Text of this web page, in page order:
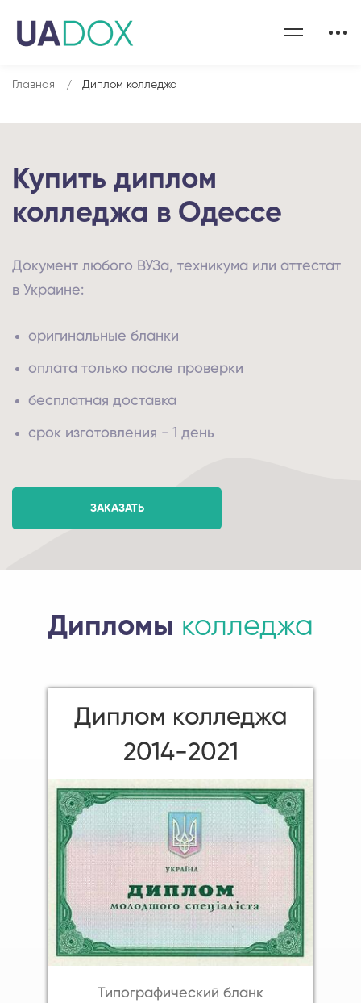
Главная Диплом колледжа
Купить диплом
колледжа в Одессе
Документ любого ВУЗа, техникума или аттестат
в Украине:
оригинальные бланки
оплата только после проверки
бесплатная доставка
срок изготовления - 1 день
ЗАКАЗАТЬ
Дипломы колледжа
Диплом колледжа
2014-2021
Типографический бланк